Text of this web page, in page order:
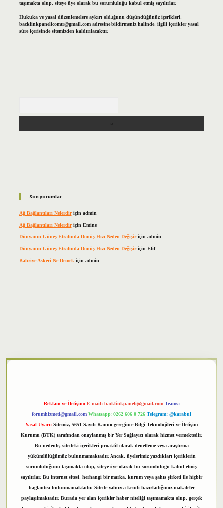
taşımakta olup, siteye üye olarak bu sorumluluğu kabul etmiş sayılırlar.
Hukuka ve yasal düzenlemelere aykırı olduğunu düşündüğünüz içerikleri,
backlinkpanelicomtr@gmail.comadresine bildirmeniz halinde, ilgili içerikler yasal
süre içerisinde sitemizden kaldırılacaktır.
Son yorumlar
Ağ Bağlantıları Nelerdiriçin admin
Ağ Bağlantıları Nelerdiriçin Emine
Dünyanın Güneş Etrafında Dönüş Hızı Neden Değişiriçin admin
Dünyanın Güneş Etrafında Dönüş Hızı Neden Değişiriçin Elif
Bahriye Askeri Ne Demek için admin
Reklam ve İletişim: E-mail: backlinkpaneli@gmail.com Teams:
forumhizmeti@gmail.com Whatsapp: 0262 606 0 726 Telegram: @karabul
Yasal Uyarı: Sitemiz, 5651 Sayılı Kanun gereğince Bilgi Teknolojileri ve İletişim
Kurumu (BTK) tarafından onaylanmış bir Yer Sağlayıcı olarak hizmet vermektedir.
Bu nedenle, sitedeki içerikleri proaktif olarak denetleme veya araştırma
yükümlülüğümüz bulunmamaktadır. Ancak, üyelerimiz yazdıkları içeriklerin
sorumluluğunu taşımakta olup, siteye üye olarak bu sorumluluğu kabul etmiş
sayılırlar. Bu internet sitesi, herhangi bir marka, kurum veya şahıs şirketi ile hiçbir
bağlantısı bulunmamaktadır. Sitede yalnızca kendi hazırladığımız makaleler
paylaşılmaktadır. Burada yer alan içerikler haber niteliği taşımamakta olup, gerçek